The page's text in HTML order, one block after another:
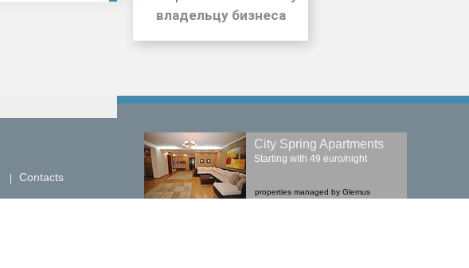
владельцу бизнеса
Contacts
City Spring Apartments
Starting with 49 euro/night
properties managed by Glemus